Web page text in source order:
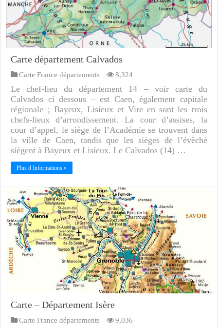
Carte département Calvados
Carte France départements 8,324
Le chef-lieu du département 14 – voir carte du
Calvados ci dessous – est Caen, également capitale
régionale ; Bayeux, Lisieux et Vire en sont les trois
chefs-lieux d’arrondissement. La cour d’assises, la
cour d’appel, le siège de l’Académie se trouvent dans
la ville de Caen, tandis que les sièges de l’évêché
siègent à Bayeux et Lisieux. Le Calvados (14) …
Plus d Informations »
Carte – Département Isère
Carte France départements 9,036